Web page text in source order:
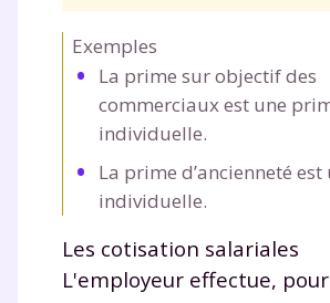
Exemples
La prime sur objectif des
commerciaux est une
individuelle.
La prime d’ancienneté
individuelle.
Les cotisation salariales
L'employeur effectue,
Envie de
et de réussir
année